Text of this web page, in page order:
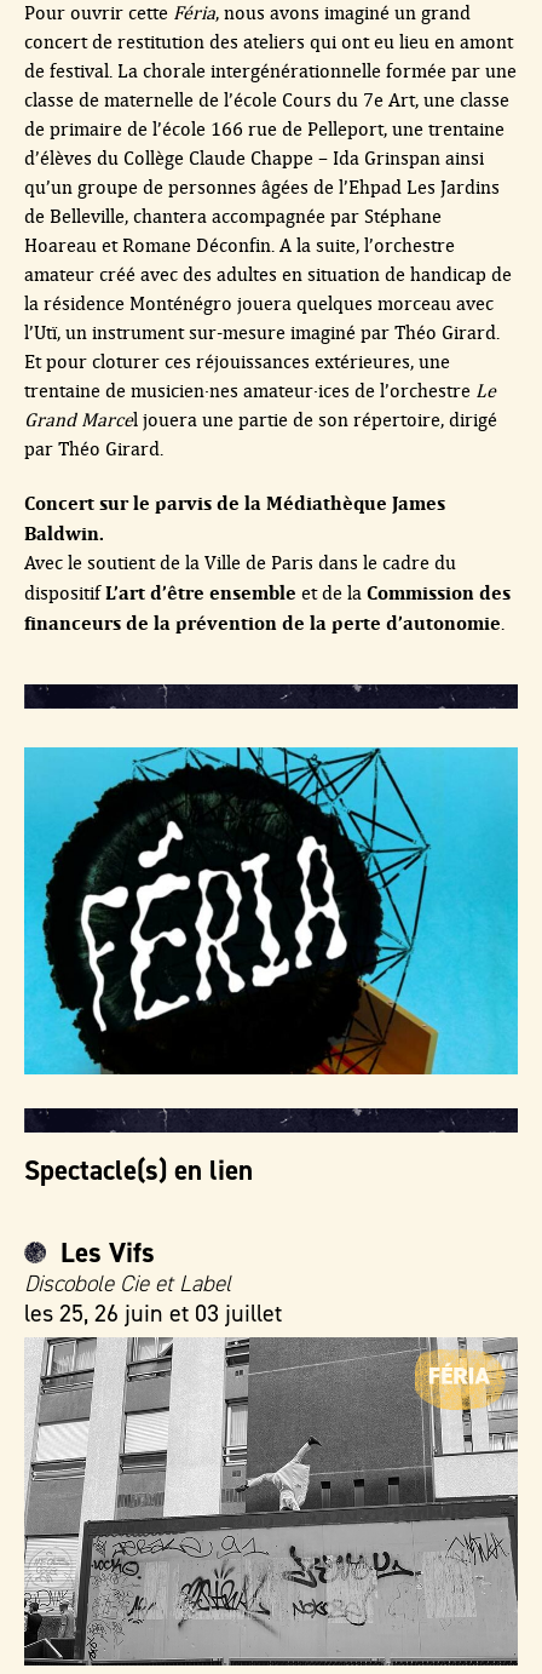
Pour ouvrir cette Féria, nous avons imaginé un grand
concert de restitution des ateliers qui ont eu lieu en amont
de festival. La chorale intergénérationnelle formée par une
classe de maternelle de l’école Cours du 7e Art, une classe
de primaire de l’école 166 rue de Pelleport, une trentaine
d’élèves du Collège Claude Chappe – Ida Grinspan ainsi
qu’un groupe de personnes âgées de l’Ehpad Les Jardins
de Belleville, chantera accompagnée par Stéphane
Hoareau et Romane Déconfin. A la suite, l’orchestre
amateur créé avec des adultes en situation de handicap de
la résidence Monténégro jouera quelques morceau avec
l’Utï, un instrument sur-mesure imaginé par Théo Girard.
Et pour cloturer ces réjouissances extérieures, une
trentaine de musicien·nes amateur·ices de l’orchestre Le
Grand Marcel jouera une partie de son répertoire, dirigé
par Théo Girard.
Concert sur le parvis de la Médiathèque James
Baldwin.
Avec le soutient de la Ville de Paris dans le cadre du
dispositifL’art d’être ensemble et de la Commission des
financeurs de la prévention de la perte d’autonomie.
Spectacle(s) en lien
Les Vifs
Discobole Cie et Label
les 25, 26 juin et 03 juillet